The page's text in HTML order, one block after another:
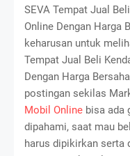
SEVA Tempat Jual
Online Dengan Harga
keharusan untuk
Tempat Jual Beli
Dengan Harga
postingan sekilas
Mobil Online bisa ada
dipahami, saat mau
harus dipikirkan serta